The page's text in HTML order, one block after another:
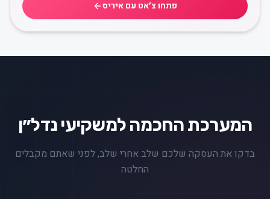
פתחו צ׳אט עם איריס
המערכת החכמה למשקיעי נדל״ן
בדקו את העסקה שלכם שלב אחרי שלב, לפני שאתם מקבלים
החלטה